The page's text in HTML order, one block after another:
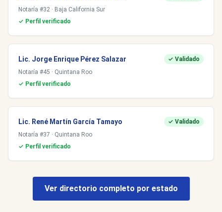
Notaría #32 · Baja California Sur
✓ Perfil verificado
Lic. Jorge Enrique Pérez Salazar
✓ Validado
Notaría #45 · Quintana Roo
✓ Perfil verificado
Lic. René Martín García Tamayo
✓ Validado
Notaría #37 · Quintana Roo
✓ Perfil verificado
Ver directorio completo por estado